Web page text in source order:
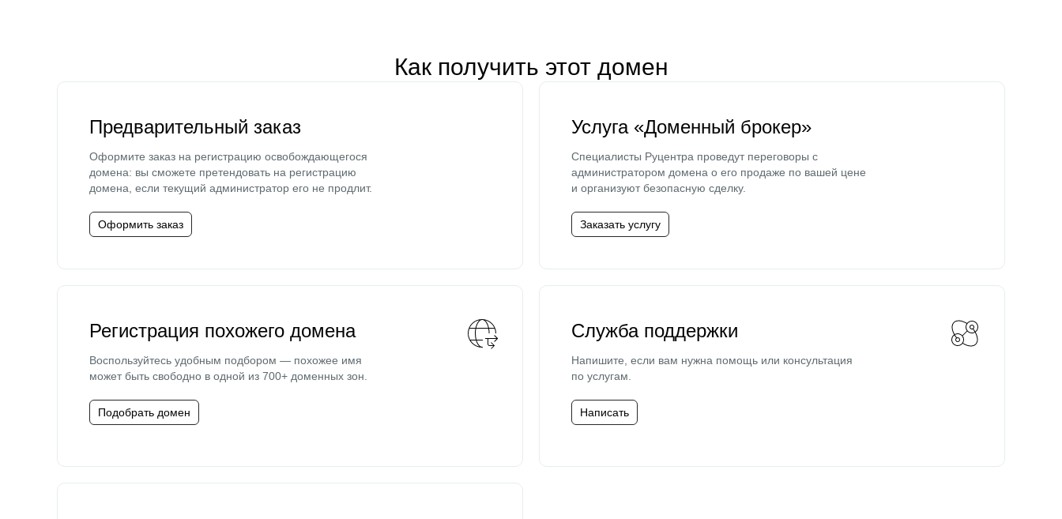
Как получить этот домен
Предварительный заказ
Оформите заказ на регистрацию освобождающегося
домена: вы сможете претендовать на регистрацию
домена, если текущий администратор его не продлит.
Оформить заказ
Услуга «Доменный брокер»
Специалисты Руцентра проведут переговоры с
администратором домена о его продаже по вашей цене
и организуют безопасную сделку.
Заказать услугу
Регистрация похожего домена
Воспользуйтесь удобным подбором — похожее имя
может быть свободно в одной из 700+ доменных зон.
Подобрать домен
Служба поддержки
Напишите, если вам нужна помощь или консультация
по услугам.
Написать